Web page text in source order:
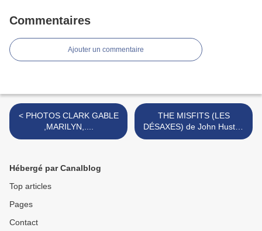
Commentaires
Ajouter un commentaire
< PHOTOS CLARK GABLE
,MARILYN,....
THE MISFITS (LES
DÉSAXES) de John Huston
>
Hébergé par Canalblog
Top articles
Pages
Contact